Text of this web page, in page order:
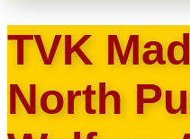
TVK
North